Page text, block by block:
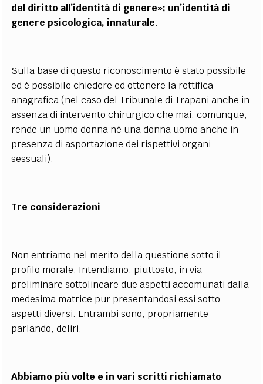
del diritto all’identità di genere»; un’identità di
genere psicologica, innaturale.
Sulla base di questo riconoscimento è stato possibile
ed è possibile chiedere ed ottenere la rettifica
anagrafica (nel caso del Tribunale di Trapani anche in
assenza di intervento chirurgico che mai, comunque,
rende un uomo donna né una donna uomo anche in
presenza di asportazione dei rispettivi organi
sessuali).
Tre considerazioni
Non entriamo nel merito della questione sotto il
profilo morale. Intendiamo, piuttosto, in via
preliminare sottolineare due aspetti accomunati dalla
medesima matrice pur presentandosi essi sotto
aspetti diversi. Entrambi sono, propriamente
parlando, deliri.
Abbiamo più volte e in vari scritti richiamato